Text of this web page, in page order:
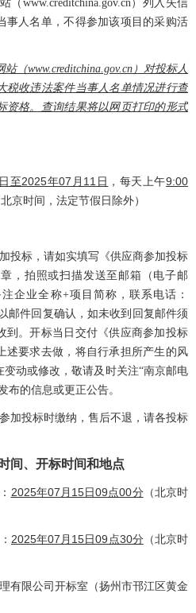
（www.creditchina.gov.cn）列入失信
事人名单，不得参加该项目的采购活
（www.creditchina.gov.cn）对投标人
税收违法案件当事人名单情况进行查
资格。查询结果将以网页打印的形式
至2025年07月11日 ，每天上午9:00
北京时间， 法定节假日 除外）
投标，请如实填写《供应商参加投标
，拍照或扫描发送至邮箱（电子邮
企业全称+项目简称，联系电话：
邮件回复确认，如未收到回复邮件须
到。开标当日交付《供应商参加投标
述要求去做，将自行承担所产生的风
动或修改，敬请及时关注“南京邮电
布的信息或更正公告。
加投标时缴纳，售后不退，请各投标
间、开标时间和地点
2025年07月15日09点00分（北京时
2025年07月15日09点30分（北京时
有限公司开标室（扬州市邗江区黄金